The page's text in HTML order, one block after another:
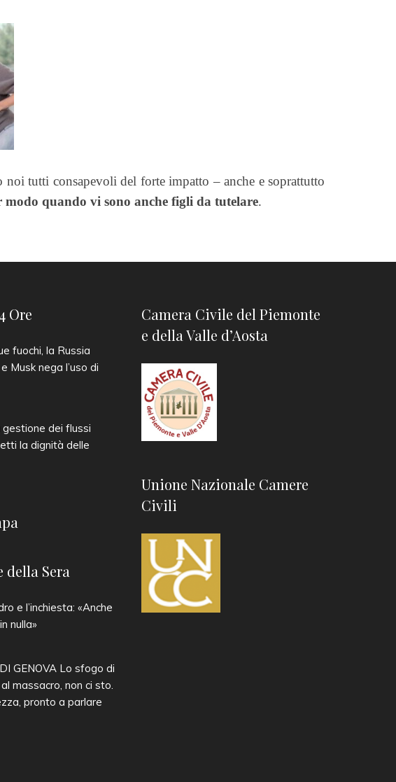
tutti consapevoli del forte impatto – anche e soprattutto
quando vi sono anche figli da tutelare.
Ore
fuochi, la Russia
Musk nega l’uso di
dei flussi
la dignità delle
della Sera
e l’inchiesta: «Anche
nulla»
GENOVA Lo sfogo di
massacro, non ci sto.
pronto a parlare
Camera Civile del Piemonte
e della Valle d’Aosta
Unione Nazionale Camere
Civili